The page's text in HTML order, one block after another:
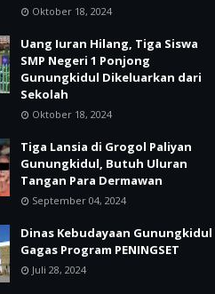
Oktober 18, 2024
Uang Iuran Hilang, Tiga Siswa
SMP Negeri 1 Ponjong
Gunungkidul Dikeluarkan dari
Sekolah
Oktober 18, 2024
Tiga Lansia di Grogol Paliyan
Gunungkidul, Butuh Uluran
Tangan Para Dermawan
September 04, 2024
Dinas Kebudayaan Gunungkidul
Gagas Program PENINGSET
Juli 28, 2024